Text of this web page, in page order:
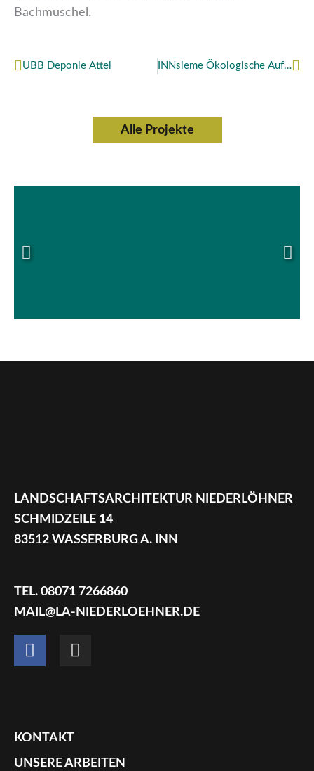
Bachmuschel.
Zurück
UBB Deponie Attel INNsieme Ökologische Aufwertung Neuötting
Alle Projekte
LANDSCHAFTSARCHITEKTUR NIEDERLÖHNER
SCHMIDZEILE 14
83512 WASSERBURG A. INN
TEL. 08071 7266860
MAIL@LA-NIEDERLOEHNER.DE
F
a
o
k
I
n
a
KONTAKT
UNSERE ARBEITEN